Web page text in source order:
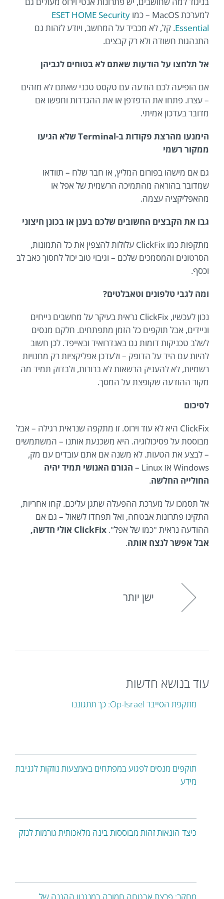
למערכת MacOS – כמו
ESET HOME Security
Essential. קל, לא מכביד על המחשב, ויודע לזהות גם
התנהגות חשודה ולא רק קבצים.
אל תלחצו על הודעות שאתם לא בטוחים לגביהן
אם הופיעה לכם הודעה עם טקסט טכני שאתם לא מזהים
– עצרו. פתחו את הדפדפן או את ההגדרות וחפשו אם
מדובר בעדכון אמיתי.
הימנעו מהרצת פקודות ב-Terminal שלא הגיעו
ממקור רשמי
גם אם מישהו בפורום המליץ, או חבר שלח – תוודאו
שמדובר בהוראה מהתמיכה הרשמית של אפל או
מהאפליקציה עצמה.
גבו את הקבצים החשובים שלכם בענן או בכונן חיצוני
מתקפות כמו ClickFix עלולות להצפין את כל התמונות,
הסרטונים והמסמכים שלכם – וגיבוי טוב יכול לחסוך כאב לב
וכסף.
ומה לגבי טלפונים וטאבלטים?
נכון לעכשיו, ClickFix נראית בעיקר על מחשבים נייחים
וניידים, אבל תוקפים כל הזמן מתפתחים. חלקם מנסים
לשלב טכניקות דומות גם באנדרואיד ובאייפד. לכן חשוב
להיות עם היד על הדופק – ולעדכן אפליקציות רק מחנויות
רשמיות, לא להעניק הרשאות לא ברורות, ולבדוק תמיד מה
מקור ההודעה שקופצת על המסך.
לסיכום
ClickFix היא לא עוד וירוס. זו מתקפה שנראית רגילה – אבל
מבוססת על פסיכולוגיה. היא משכנעת אותנו – המשתמשים
– לבצע את הטעות. לא משנה אם אתם עובדים עם מק,
Windows או Linux –
הגורם האנושי תמיד יהיה
החולייה החלשה.
אל תסמכו על מערכת ההפעלה שתגן עליכם. קחו אחריות,
התקינו פתרונות אבטחה, ואל תפחדו לשאול – גם אם
ההודעה נראית "כמו של אפל".
ClickFix אולי חדשה,
אבל אפשר לנצח אותה.
ישן יותר
עוד בנושא חדשות
מתקפת הסייבר Op-Israel: כך תתגוננו
תוקפים מנסים לפגוע במפתחים באמצעות נוזקות לגניבת
מידע
כיצד הונאות זהות מבוססות בינה מלאכותית גורמות לנזק